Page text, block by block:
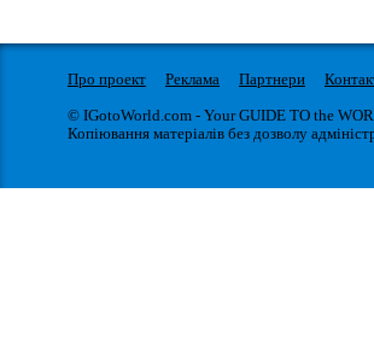
Про проект Реклама Партнери
© IGotoWorld.com - Your GUIDE TO the
Копіювання матеріалів без дозволу